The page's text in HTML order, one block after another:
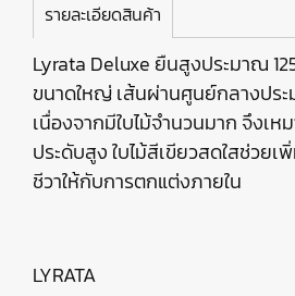
รายละเอียดสินค้า
Lyrata Deluxe ยืนสูงประมาณ
ขนาดใหญ่ เส้นผ่านศูนย์กลางปร
เนื่องจากมีใบไม้จำนวนมาก จึงเห
ประดับสูง ใบไม้สีเขียวสดใสช่วย
ชีวาให้กับการตกแต่งภายใน
LYRATA